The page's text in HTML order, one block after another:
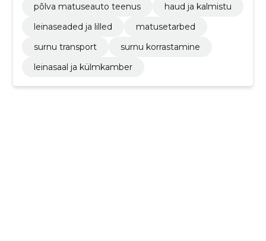
põlva matuseauto teenus
haud ja kalmistu
leinaseaded ja lilled
matusetarbed
surnu transport
surnu korrastamine
leinasaal ja külmkamber